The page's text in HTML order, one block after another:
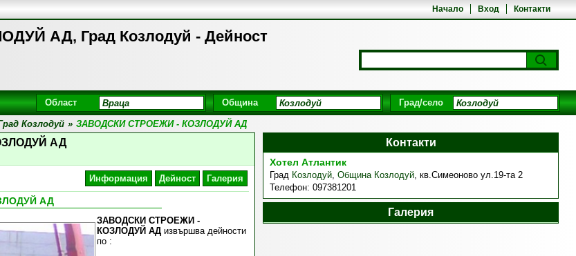
АД, Град Козлодуй - Дейност
Начало Вход Контакти
Област Община Град/село
Козлодуй » ЗАВОДСКИ СТРОЕЖИ - КОЗЛОДУЙ АД
АД
Информация Дейност Галерия
АД
ЗАВОДСКИ СТРОЕЖИ -
КОЗЛОДУЙ АДизвършва дейности
по :
Контакти
Хотел Атлантик
Град Козлодуй, Община Козлодуй, кв.Симеоново ул.19-та 2
Телефон: 097381201
Галерия